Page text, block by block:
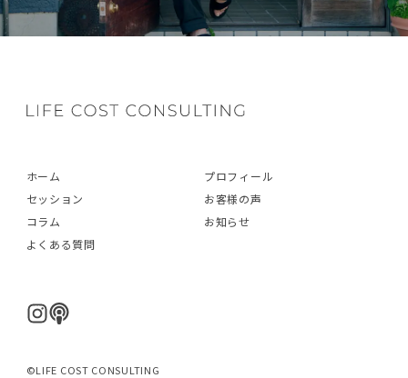
ホーム
プロフィール
セッション
お客様の声
コラム
お知らせ
よくある質問
©LIFE COST CONSULTING